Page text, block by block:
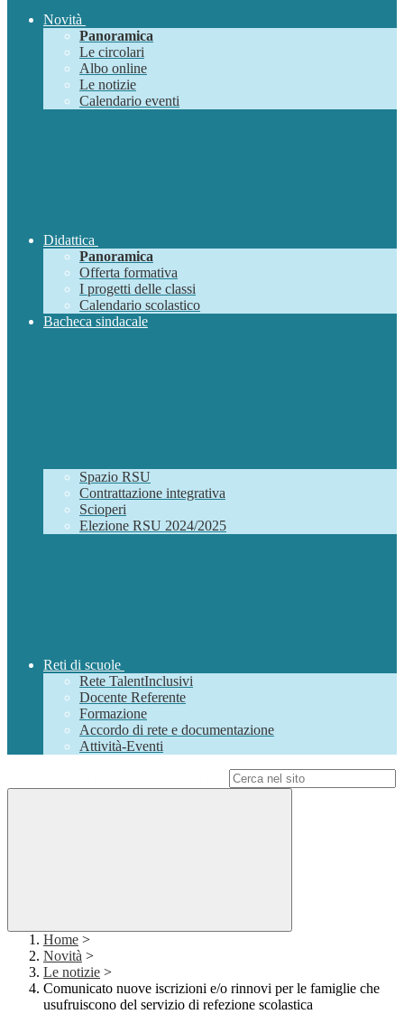
Novità
Panoramica
Le circolari
Albo online
Le notizie
Calendario eventi
Didattica
Panoramica
Offerta formativa
I progetti delle classi
Calendario scolastico
Bacheca sindacale
Spazio RSU
Contrattazione integrativa
Scioperi
Elezione RSU 2024/2025
Reti di scuole
Rete TalentInclusivi
Docente Referente
Formazione
Accordo di rete e documentazione
Attività-Eventi
Home >
Novità >
Le notizie >
Comunicato nuove iscrizioni e/o rinnovi per le famiglie che
usufruiscono del servizio di refezione scolastica